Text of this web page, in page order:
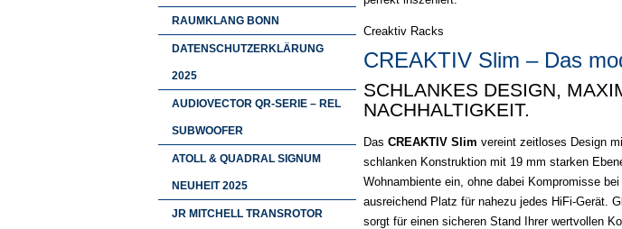
RAUMKLANG BONN
DATENSCHUTZERKLÄRUNG
2025
AUDIOVECTOR QR-SERIE – REL
SUBWOOFER
ATOLL & QUADRAL SIGNUM
NEUHEIT 2025
JR MITCHELL TRANSROTOR
Creaktiv Racks
CREAKTIV Slim – Das
SCHLANKES DESIGN,
NACHHALTIGKEIT.
Das CREAKTIV Slim vereint zeitloses Design
schlanken Konstruktion mit 19 mm starken
Wohnambiente ein, ohne dabei Kompromisse
ausreichend Platz für nahezu jedes HiFi-Gerät.
sorgt für einen sicheren Stand Ihrer wertvollen